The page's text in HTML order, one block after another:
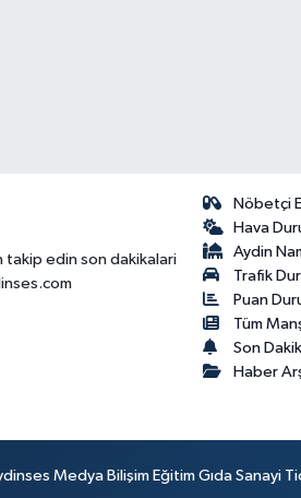
edin son dakikalari
Nöbetçi
Hava
Aydin
Trafik
Puan
Tüm
Son
Haber
Medya Bilişim Eğitim Gıda Sanayi